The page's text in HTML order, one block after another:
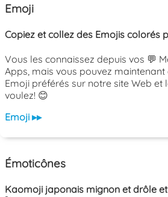
Emoji
Copiez et collez des Emojis colorés
Vous les connaissez depuis vos 💬
Apps, mais vous pouvez
Emoji préférés sur notre site Web et
voulez! 😊
Emoji ▸▸
Émoticônes
Kaomoji japonais mignon et drôle